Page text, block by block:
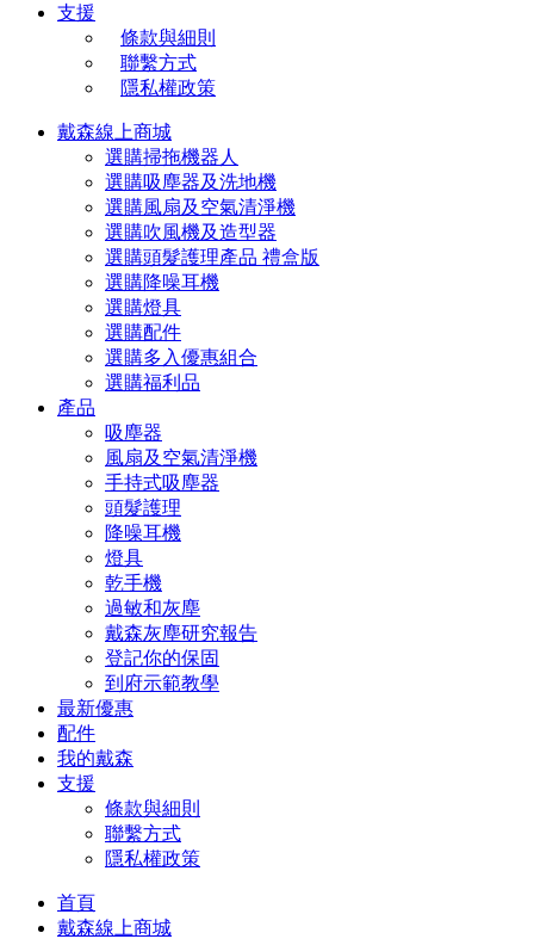
支援
條款與細則
聯繫方式
隱私權政策
戴森線上商城
選購掃拖機器人
選購吸塵器及洗地機
選購風扇及空氣清淨機
選購吹風機及造型器
選購頭髮護理產品 禮盒版
選購降噪耳機
選購燈具
選購配件
選購多入優惠組合
選購福利品
產品
吸塵器
風扇及空氣清淨機
手持式吸塵器
頭髮護理
降噪耳機
燈具
乾手機
過敏和灰塵
戴森灰塵研究報告
登記你的保固
到府示範教學
最新優惠
配件
我的戴森
支援
條款與細則
聯繫方式
隱私權政策
首頁
戴森線上商城